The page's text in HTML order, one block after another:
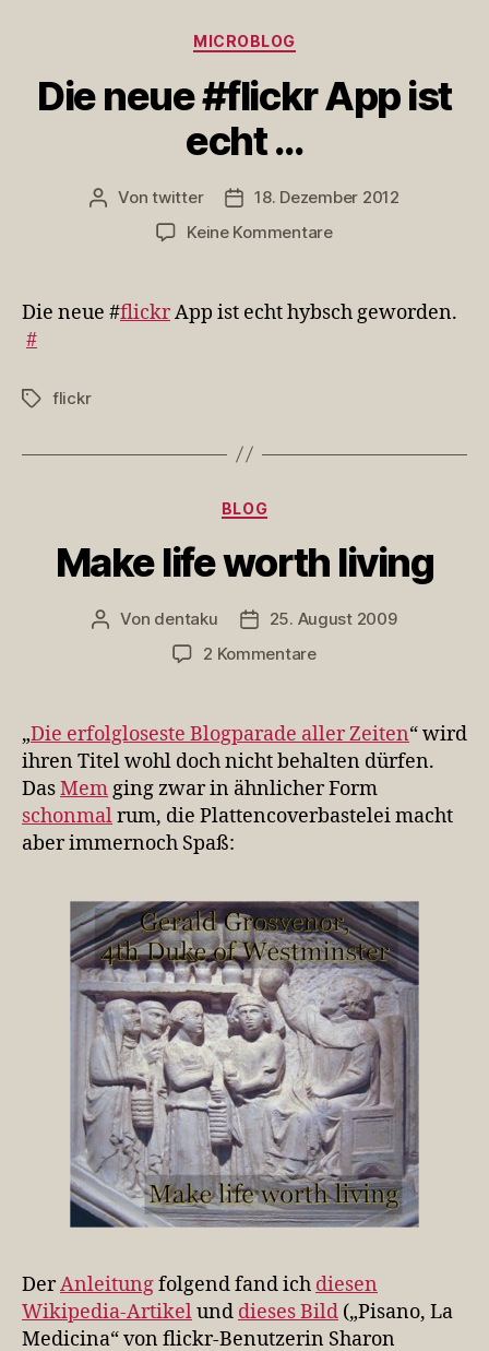
Kategorien
MICROBLOG
Die neue #flickr App ist
echt …
Beitragsautor
Vontwitter Veröffentlichungsdatum
18. Dezember 2012
Keine Kommentarezu
#flickr
App
Die neue #flickrApp ist echt hybsch geworden.
#
Schlagwörter
flickr
Kategorien
BLOG
Make life worth living
Beitragsautor
Von dentaku Veröffentlichungsdatum
25. August 2009
2 Kommentarezu
worth
living
„Die erfolgloseste Blogparade aller Zeiten“ wird
ihren Titel wohl doch nicht behalten dürfen.
DasMemging zwar in ähnlicher Form
schonmalrum, die Plattencoverbastelei macht
aber immernoch Spaß:
DerAnleitungfolgend fand ich diesen
Wikipedia-Artikelund dieses Bild („Pisano, La
Medicina“ von flickr-Benutzerin Sharon